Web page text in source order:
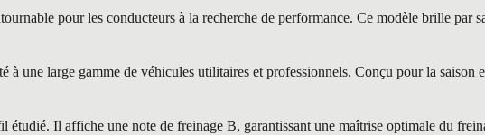
pour les conducteurs à la recherche de performance. Ce modèle brille par
une large gamme de véhicules utilitaires et professionnels. Conçu pour la saison
Il affiche une note de freinage B, garantissant une maîtrise optimale du